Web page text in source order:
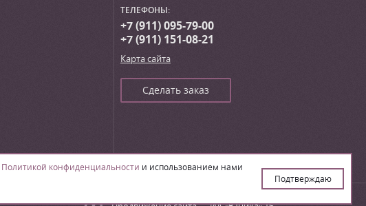
Политикой конфиденциальности и использованием нами
Подтверждаю
ТЕЛЕФОНЫ:
+7 (911) 095-79-00
+7 (911) 151-08-21
Карта сайта
Сделать заказ